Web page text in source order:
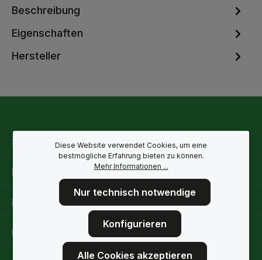
Beschreibung
Eigenschaften
Hersteller
Service-Hotline
Rechtliche Hinweise
Informationen
Folge uns
Diese Website verwendet Cookies, um eine
bestmögliche Erfahrung bieten zu können.
Mehr Informationen ...
Nur technisch notwendige
Konfigurieren
Alle Cookies akzeptieren